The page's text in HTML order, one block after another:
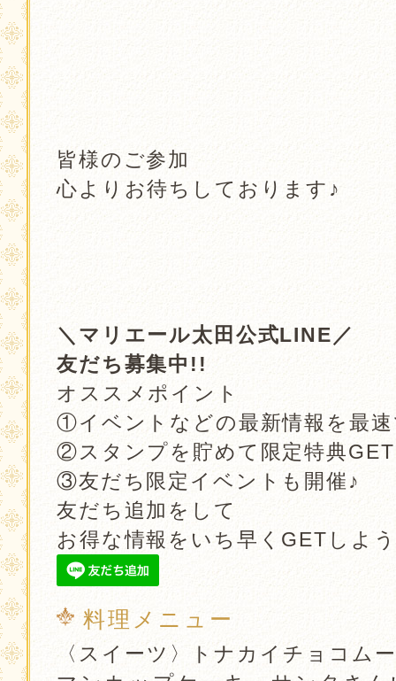
皆様のご参加
心よりお待ちしております♪
．
＼マリエール太田公式LINE／
友だち募集中!!
オススメポイント
①イベントなどの最新情報を最
②スタンプを貯めて限定特典
③友だち限定イベントも開催♪
友だち追加をして
お得な情報をいち早くGETしよ
料理メニュー
〈スイーツ〉トナカイチョコム